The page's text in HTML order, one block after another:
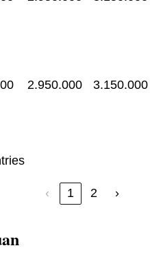
2.950.000 3.150.000
‹ 1 2 ›